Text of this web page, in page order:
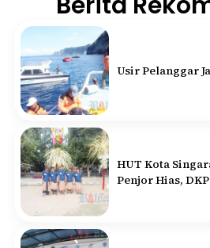
Usir Pelanggar
HUT Kota
Penjor Hias,